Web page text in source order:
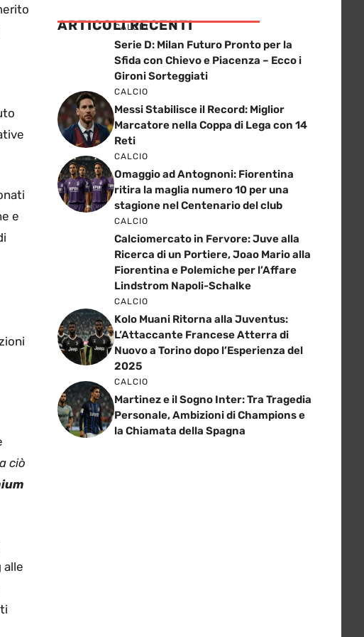
e
ciò
alle
ARTICOLI RECENTI
CALCIO
Serie D: Milan Futuro Pronto per la
Sfida con Chievo e Piacenza – Ecco i
Gironi Sorteggiati
CALCIO
Messi Stabilisce il Record: Miglior
Marcatore nella Coppa di Lega con 14
Reti
CALCIO
Omaggio ad Antognoni: Fiorentina
ritira la maglia numero 10 per una
stagione nel Centenario del club
CALCIO
Calciomercato in Fervore: Juve alla
Ricerca di un Portiere, Joao Mario alla
Fiorentina e Polemiche per l’Affare
Lindstrom Napoli-Schalke
CALCIO
Kolo Muani Ritorna alla Juventus:
L’Attaccante Francese Atterra di
Nuovo a Torino dopo l’Esperienza del
2025
CALCIO
Martinez e il Sogno Inter: Tra Tragedia
Personale, Ambizioni di Champions e
la Chiamata della Spagna